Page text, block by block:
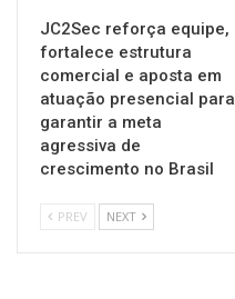
JC2Sec reforça equipe,
fortalece estrutura
comercial e aposta em
atuação presencial para
garantir a meta
agressiva de
crescimento no Brasil
PREV NEXT